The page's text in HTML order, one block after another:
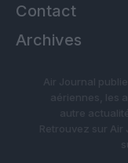
Contact
Archives